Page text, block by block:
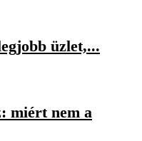
üzlet,...
miért nem a